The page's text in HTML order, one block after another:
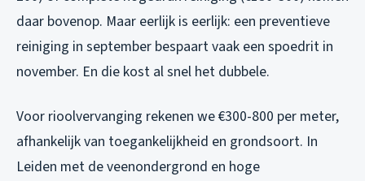
daar bovenop. Maar eerlijk is eerlijk: een preventieve
reiniging in september bespaart vaak een spoedrit in
november. En die kost al snel het dubbele.
Voor rioolvervanging rekenen we €300-800 per meter,
afhankelijk van toegankelijkheid en grondsoort. In
Leiden met de veenondergrond en hoge